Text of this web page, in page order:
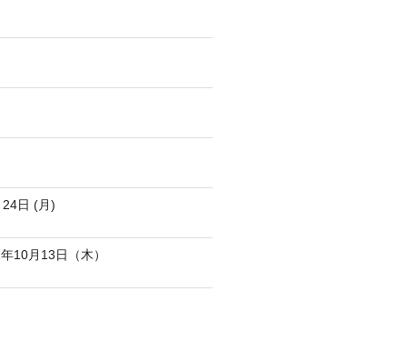
日 (月)
10月13日（木）